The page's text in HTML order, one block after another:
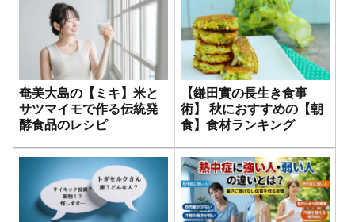
奄美大島の【ミキ】米と
サツマイモで作る伝統発
酵食品のレシピ
【鎌田實の長生き食事
術】 秋におすすめの【朝
食】食材ランキング